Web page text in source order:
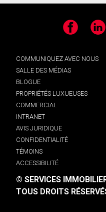
Facebook
COMMUNIQUEZ AVEC NOUS
SALLE DES MÉDIAS
BLOGUE
PROPRIÉTÉS LUXUEUSES
COMMERCIAL
INTRANET
AVIS JURIDIQUE
CONFIDENTIALITÉ
TÉMOINS
ACCESSIBILITÉ
© SERVICES
TOUS DROITS